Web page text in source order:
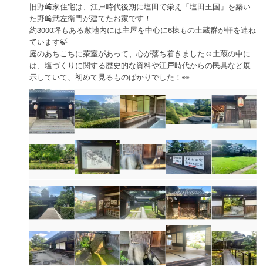
旧野﨑家住宅は、江戸時代後期に塩田で栄え「塩田王国」を築い
た野﨑武左衛門が建てたお家です！
約3000坪もある敷地内には主屋を中心に6棟もの土蔵群が軒を連ね
ています🍃
庭のあちこちに茶室があって、心が落ち着きました☺️土蔵の中に
は、塩づくりに関する歴史的な資料や江戸時代からの民具など展
示していて、初めて見るものばかりでした！👀